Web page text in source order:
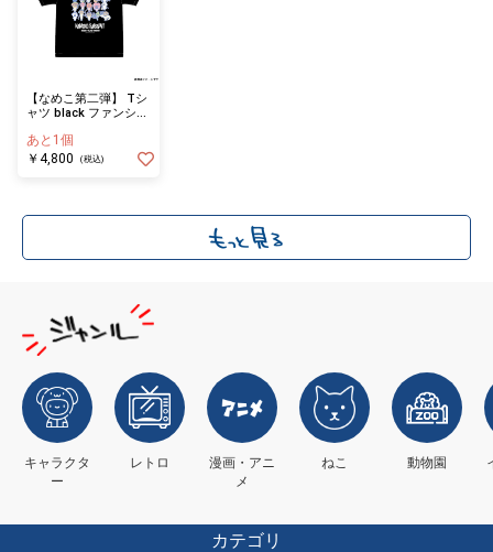
【なめこ第二弾】 Tシ
ャツ black ファンシー
あと1個
￥4,800
(税込)
キャラクタ
ー
レトロ
漫画・アニ
メ
ねこ 動物園
カテゴリ